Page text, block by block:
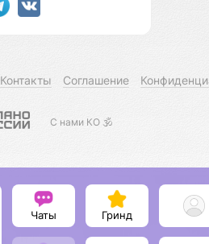
Контакты Соглашение
С нами КО 🕉️
Чаты Гринд